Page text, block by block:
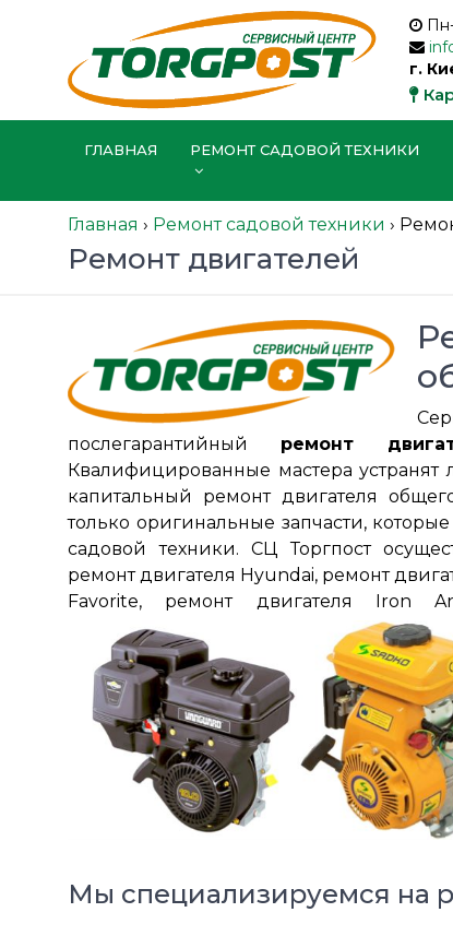
г.
ГЛАВНАЯ РЕМОНТ САДОВОЙ ТЕХНИКИ
Главная › Ремонт садовой техники ›
Ремонт двигателей
послегарантийный ремонт
Квалифицированные мастера
капитальный ремонт двигателя
только оригинальные запчасти,
садовой техники. СЦ Торгпост
ремонт двигателя Hyundai, ремонт
Favorite, ремонт двигателя Iron
Мы специализируемся на